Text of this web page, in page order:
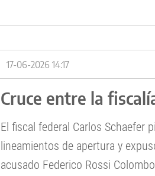
17-06-2026 14:17
Cruce entre la
El fiscal federal Carlos Schaefer
lineamientos de apertura y
acusado Federico Rossi